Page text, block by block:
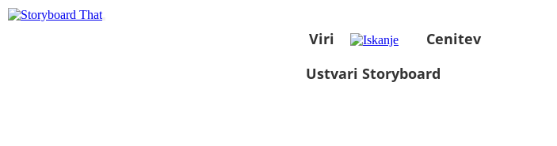
Viri
Cenitev
Ustvari Storyboard